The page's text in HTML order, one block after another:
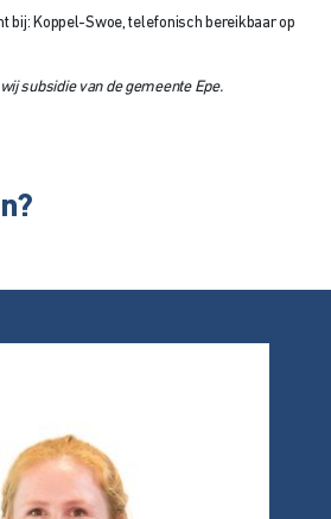
bij: Koppel-Swoe, telefonisch bereikbaar op
subsidie van de gemeente Epe.